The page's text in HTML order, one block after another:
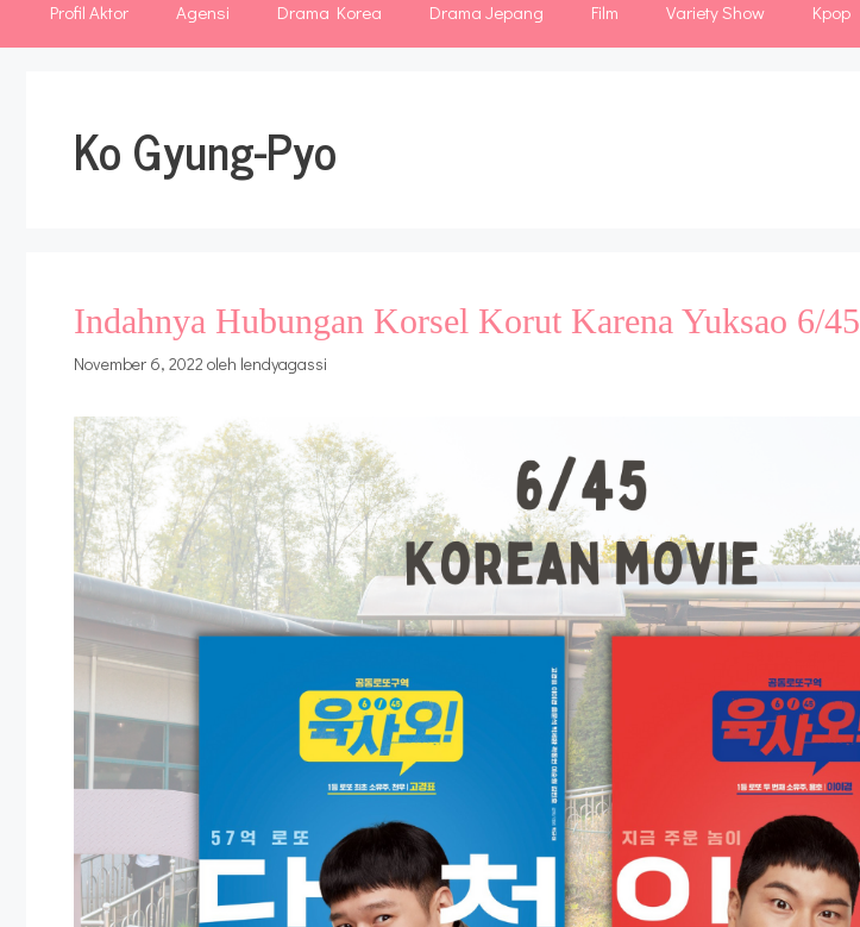
Profil Aktor Agensi Drama Korea Drama Jepang Film Variety Show Kpop
Ko Gyung-Pyo
Indahnya Hubungan Korsel Korut Karena Yuksao 6/45
November 6, 2022 oleh lendyagassi